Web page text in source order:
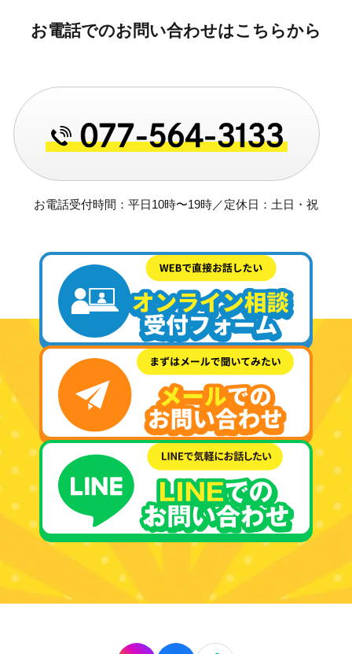
お電話でのお問い合わせはこちらから
お電話受付時間：平日10時〜19時／定休日：土日・祝